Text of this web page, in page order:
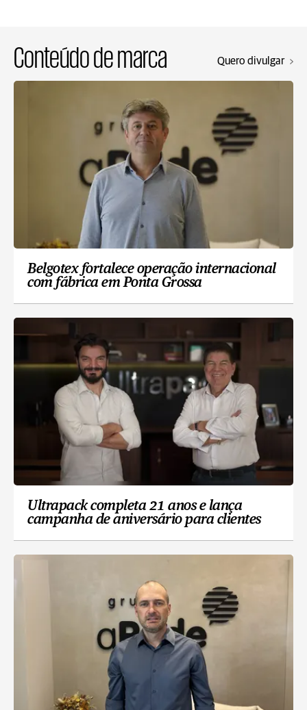
Conteúdo de marca Quero divulgar
Belgotex fortalece operação internacional
com fábrica em Ponta Grossa
Ultrapack completa 21 anos e lança
campanha de aniversário para clientes